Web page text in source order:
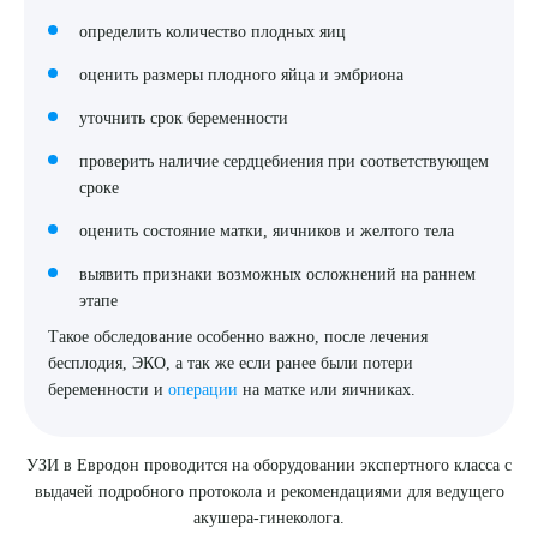
определить количество плодных яиц
оценить размеры плодного яйца и эмбриона
уточнить срок беременности
проверить наличие сердцебиения при соответствующем
сроке
оценить состояние матки, яичников и желтого тела
выявить признаки возможных осложнений на раннем
этапе
Такое обследование особенно важно, после лечения
бесплодия, ЭКО, а так же если ранее были потери
беременности иоперации на матке или яичниках.
УЗИ в Евродон проводится на оборудовании экспертного класса с
выдачей подробного протокола и рекомендациями для ведущего
акушера-гинеколога.